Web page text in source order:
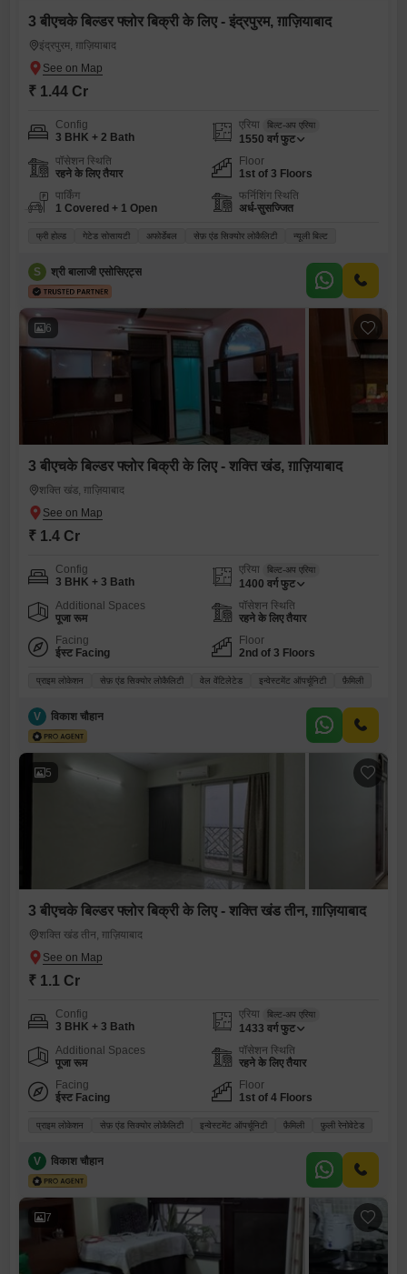
3 बीएचके बिल्डर फ्लोर बिक्री के लिए - इंद्रपुरम, ग़ाज़ियाबाद
इंद्रपुरम, ग़ाज़ियाबाद
₹ 1.44 Cr
Config
3 BHK + 2 Bath
एरिया बिल्ट-अप एरिया
1550 वर्ग फुट
पॉसेशन स्थिति
रहने के लिए तैयार
Floor
1st of 3 Floors
पार्किंग
1 Covered + 1 Open
फर्निशिंग स्थिति
अर्ध-सुसज्जित
फ्री होल्ड गेटेड सोसायटी अफोर्डेबल सेफ़ एंड सिक्योर लोकैलिटी न्यूली बिल्ट
S श्री बालाजी एसोसिएट्स
6
3 बीएचके बिल्डर फ्लोर बिक्री के लिए - शक्ति खंड, ग़ाज़ियाबाद
शक्ति खंड, ग़ाज़ियाबाद
₹ 1.4 Cr
Config
3 BHK + 3 Bath
एरिया बिल्ट-अप एरिया
1400 वर्ग फुट
Additional Spaces
पूजा रूम
पॉसेशन स्थिति
रहने के लिए तैयार
Facing
ईस्ट Facing
Floor
2nd of 3 Floors
प्राइम लोकेशन सेफ़ एंड सिक्योर लोकैलिटी वेल वेंटिलेटेड इन्वेस्टमेंट ऑपर्चूनिटी फ़ैमिली
V विकाश चौहान
5
3 बीएचके बिल्डर फ्लोर बिक्री के लिए - शक्ति खंड तीन, ग़ाज़ियाबाद
शक्ति खंड तीन, ग़ाज़ियाबाद
₹ 1.1 Cr
Config
3 BHK + 3 Bath
एरिया बिल्ट-अप एरिया
1433 वर्ग फुट
Additional Spaces
पूजा रूम
पॉसेशन स्थिति
रहने के लिए तैयार
Facing
ईस्ट Facing
Floor
1st of 4 Floors
प्राइम लोकेशन सेफ़ एंड सिक्योर लोकैलिटी इन्वेस्टमेंट ऑपर्चूनिटी फ़ैमिली फ़ुली रेनोवेटेड
V विकाश चौहान
7